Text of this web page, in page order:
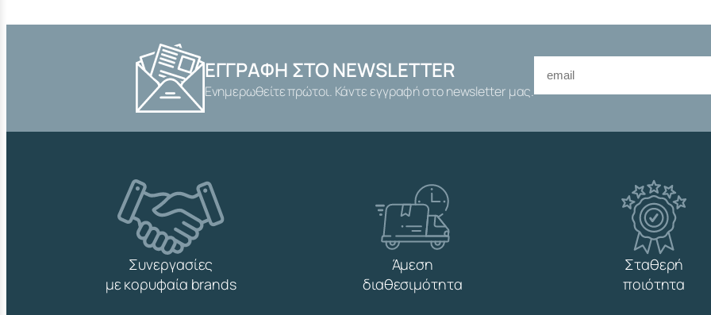
ΕΓΓΡΑΦΉ ΣΤΟ NEWSLETTER
Ενημερωθείτε πρώτοι. Κάντε εγγραφή στο newsletter μας.
Συνεργασίες
με κορυφαία brands
Άμεση
διαθεσιμότητα
Σταθερή
ποιότητα